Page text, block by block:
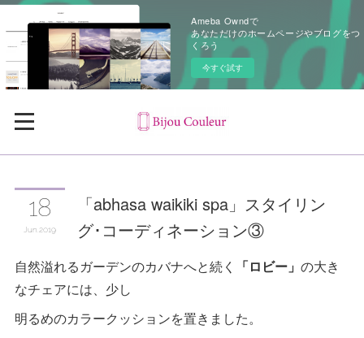
Ameba Owndで
あなただけのホームページやブログをつ
くろう
今すぐ試す
18
Jun 2019
「abhasa waikiki spa」スタイリン
グ･コーディネーション③
自然溢れるガーデンのカバナへと続く 「ロビー」の大き
なチェアには、少し
明るめのカラークッションを置きました。